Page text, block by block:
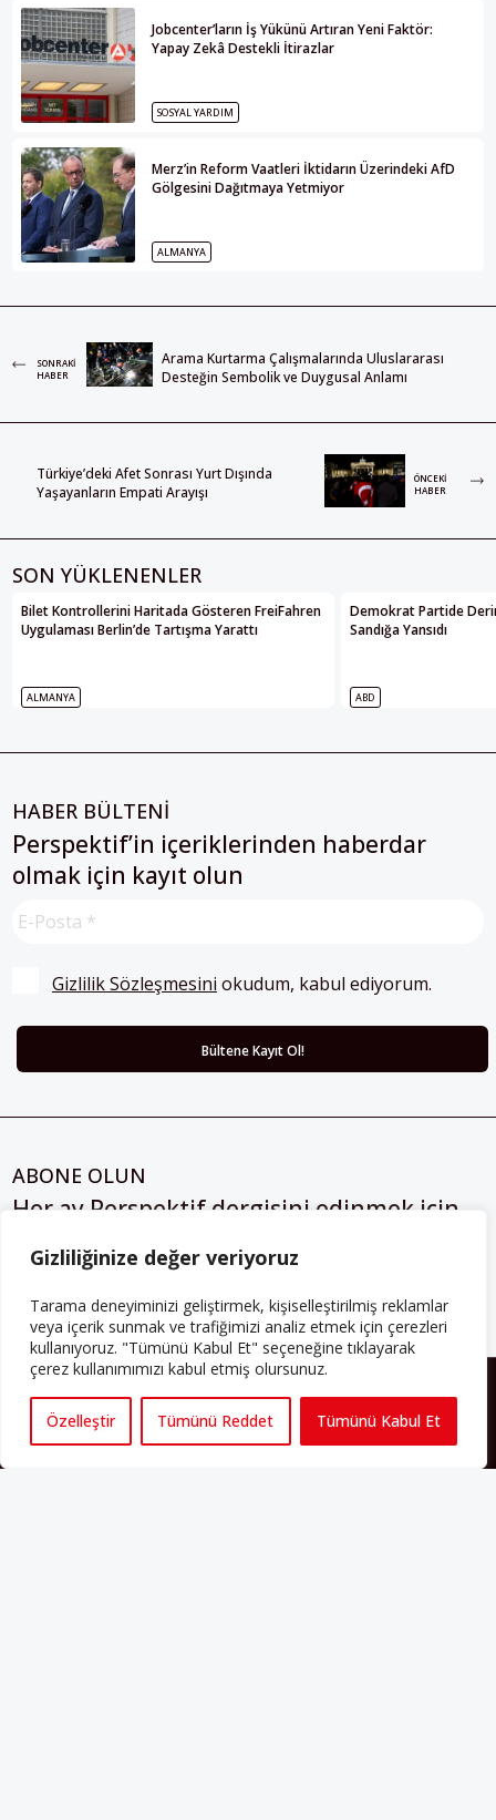
Gizliliğinize değer veriyoruz
Tarama deneyiminizi geliştirmek, kişiselleştirilmiş reklamlar
veya içerik sunmak ve trafiğimizi analiz etmek için çerezleri
kullanıyoruz. "Tümünü Kabul Et" seçeneğine tıklayarak
çerez kullanımımızı kabul etmiş olursunuz.
Özelleştir Tümünü Reddet Tümünü Kabul Et
Jobcenter’ların İş Yükünü Artıran Yeni Faktör:
Yapay Zekâ Destekli İtirazlar
SOSYAL YARDIM
Merz’in Reform Vaatleri İktidarın Üzerindeki AfD
Gölgesini Dağıtmaya Yetmiyor
ALMANYA
SONRAKI
HABER
Arama Kurtarma Çalışmalarında Uluslararası
Desteğin Sembolik ve Duygusal Anlamı
Türkiye’deki Afet Sonrası Yurt Dışında
Yaşayanların Empati Arayışı
ÖNCEKI
HABER
SON YÜKLENENLER
Bilet Kontrollerini Haritada Gösteren FreiFahren
Uygulaması Berlin’de Tartışma Yarattı
ALMANYA
Demokrat Partide
Sandığa Yansıdı
ABD
HABER BÜLTENİ
Perspektif’in içeriklerinden haberdar
olmak için kayıt olun
Gizlilik Sözleşmesini okudum, kabul ediyorum.
ABONE OLUN
Her ay Perspektif dergisini edinmek için
HAKKIMIZDA
Avrupa’ya işçi göçü yarım asrı ardında bırakırken Müslümanlar da
bulundukları ülkelerde kalıcı hâle geldiler. Bu durum “vatan”,